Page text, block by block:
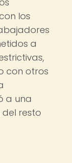
los
a
con otros
a una
resto